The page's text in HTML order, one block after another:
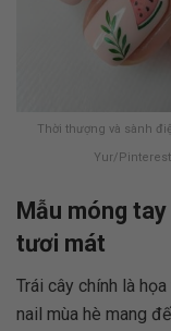
Thời thượng và sành
Yur/
Mẫu móng
tươi mát
Trái cây chính là
nail mùa hè mang